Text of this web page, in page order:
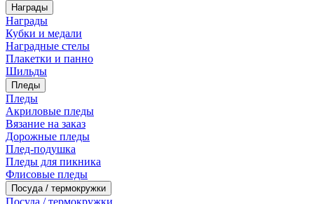
Награды
Награды
Кубки и медали
Наградные стелы
Плакетки и панно
Шильды
Пледы
Пледы
Акриловые пледы
Вязание на заказ
Дорожные пледы
Плед-подушка
Пледы для пикника
Флисовые пледы
Посуда / термокружки
Посуда / термокружки